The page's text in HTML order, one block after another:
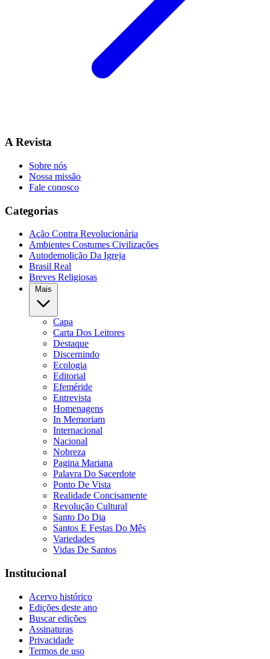
A Revista
Sobre nós
Nossa missão
Fale conosco
Categorias
Ação Contra Revolucionária
Ambientes Costumes Civilizações
Autodemolição Da Igreja
Brasil Real
Breves Religiosas
Mais
Capa
Carta Dos Leitores
Destaque
Discernindo
Ecologia
Editorial
Efeméride
Entrevista
Homenagens
In Memoriam
Internacional
Nacional
Nobreza
Pagina Mariana
Palavra Do Sacerdote
Ponto De Vista
Realidade Concisamente
Revolução Cultural
Santo Do Dia
Santos E Festas Do Mês
Variedades
Vidas De Santos
Institucional
Acervo histórico
Edições deste ano
Buscar edições
Assinaturas
Privacidade
Termos de uso